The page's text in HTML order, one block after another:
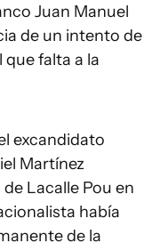
Juan Manuel
de un intento de
falta a la
excandidato
Martínez
Lacalle Pou en
había
de la